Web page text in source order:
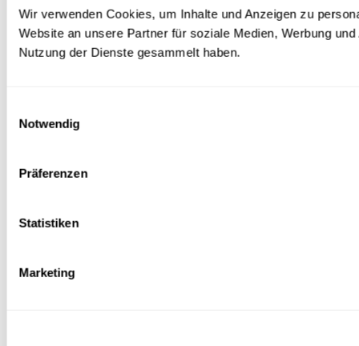
Wir verwenden Cookies, um Inhalte und Anzeigen zu
Website an unsere Partner für soziale Medien, Werbung
Nutzung der Dienste gesammelt haben.
Notwendig
Präferenzen
Statistiken
Marketing